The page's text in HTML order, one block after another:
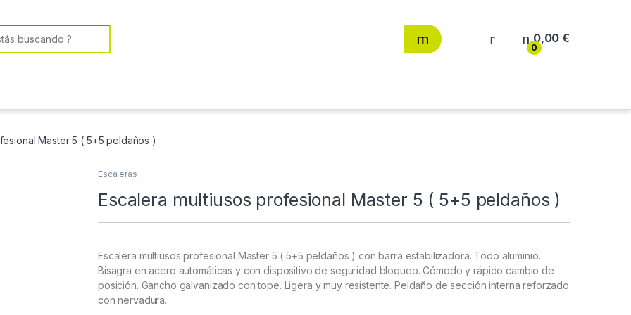
0
0,00€
Master 5 ( 5+5 peldaños )
Escaleras
Escalera multiusos profesional Master 5 ( 5+5 peldaños )
Escalera multiusos profesional Master 5 ( 5+5 peldaños ) con barra estabilizadora. Todo aluminio.
Bisagra en acero automáticas y con dispositivo de seguridad bloqueo. Cómodo y rápido cambio de
posición. Gancho galvanizado con tope. Ligera y muy resistente. Peldaño de sección interna reforzado
con nervadura.